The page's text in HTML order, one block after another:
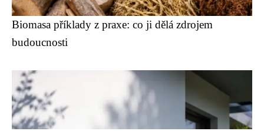
Biomasa příklady z praxe: co ji dělá zdrojem
budoucnosti